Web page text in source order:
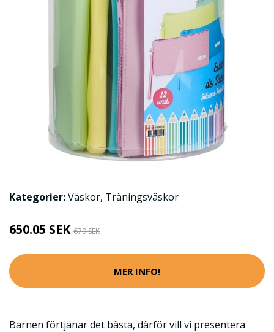
Kategorier:Väskor, Träningsväskor
650.05 SEK 679 SEK
MER INFO!
Barnen förtjänar det bästa, därför vill vi presentera